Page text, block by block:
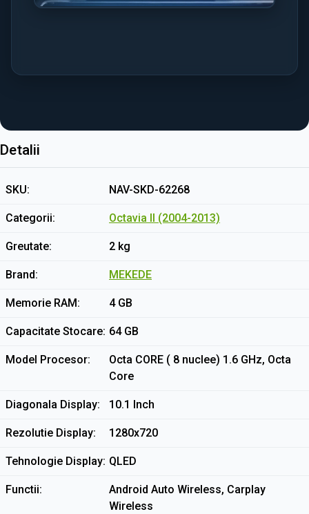
Detalii
SKU NAV-SKD-62268
Categorii Octavia II (2004-2013)
Greutate 2 kg
Brand MEKEDE
Memorie RAM 4 GB
Capacitate Stocare 64 GB
Model Procesor
Octa CORE ( 8 nuclee) 1.6 GHz, Octa
Core
Diagonala Display 10.1 Inch
Rezolutie Display 1280x720
Tehnologie Display QLED
Functii
Android Auto Wireless, Carplay
Wireless